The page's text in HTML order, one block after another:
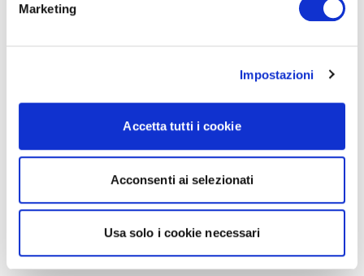
Marketing
Impostazioni
Accetta tutti i cookie
Acconsenti ai selezionati
Usa solo i cookie necessari